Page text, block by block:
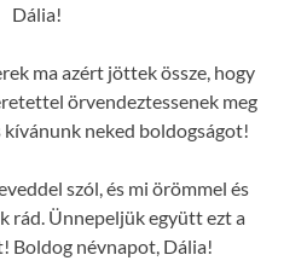
Dália!
ma azért jöttek össze, hogy
örvendeztessenek meg
neked boldogságot!
szól, és mi örömmel és
rád. Ünnepeljük együtt ezt a
Boldog névnapot, Dália!